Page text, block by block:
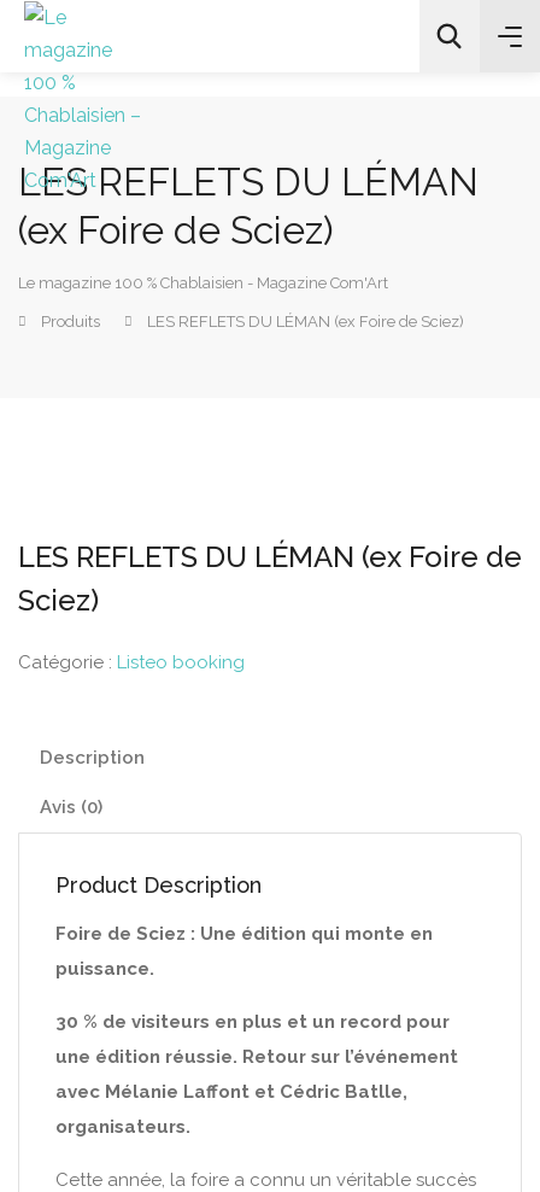
All Categories
LES REFLETS DU LÉMAN
(ex Foire de Sciez)
Le magazine 100 % Chablaisien - Magazine Com'Art
Produits LES REFLETS DU LÉMAN (ex Foire de Sciez)
LES REFLETS DU LÉMAN (ex Foire de
Sciez)
Catégorie : Listeo booking
Description
Avis (0)
Product Description
Foire de Sciez : Une édition qui monte en
puissance.
30 % de visiteurs en plus et un record pour
une édition réussie. Retour sur l’événement
avec Mélanie Laffont et Cédric Batlle,
organisateurs.
Cette année, la foire a connu un véritable succès